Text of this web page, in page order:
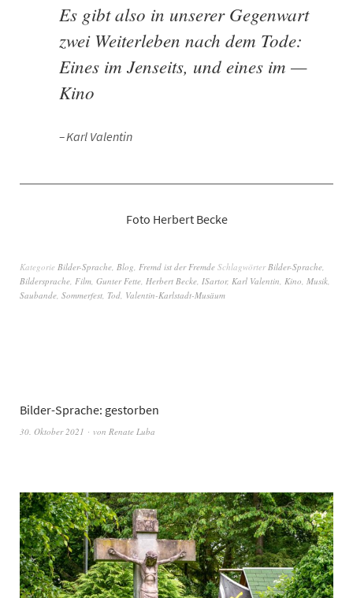
Es gibt also in unserer Gegenwart
zwei Weiterleben nach dem Tode:
Eines im Jenseits, und eines im —
Kino
Karl Valentin
Foto Herbert Becke
Kategorie Bilder-Sprache, Blog, Fremd ist der Fremde SchlagwörterBilder-Sprache,
Bildersprache, Film, Gunter Fette, Herbert Becke, ISartor, Karl Valentin, Kino, Musik,
Saubande, Sommerfest, Tod, Valentin-Karlstadt-Musäum
Bilder-Sprache: gestorben
30. Oktober 2021 von Renate Luba